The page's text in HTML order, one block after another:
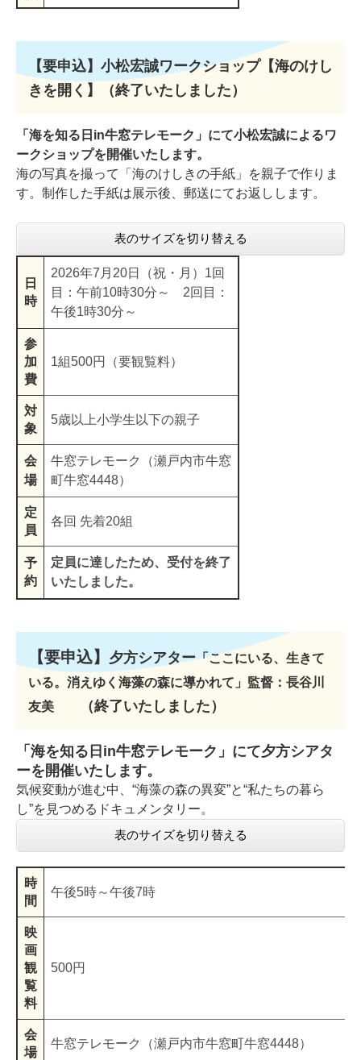
【要申込】小松宏誠ワークショップ【海のけし
きを開く】（終了いたしました）
「海を知る日in牛窓テレモーク」にて小松宏誠によるワ
ークショップを開催いたします。
海の写真を撮って「海のけしきの手紙」を親子で作りま
す。制作した手紙は展示後、郵送にてお返しします。
表のサイズを切り替える
日
時
2026年7月20日（祝・月）1回
目：午前10時30分～ 2回目：
午後1時30分～
参
加
費
1組500円（要観覧料）
対
象
5歳以上小学生以下の親子
会
場
牛窓テレモーク（瀬戸内市牛窓
町牛窓4448）
定
員
各回 先着20組
予
約
定員に達したため、受付を終了
いたしました。
【要申込】 夕方シアター「ここにいる、生きて
いる。消えゆく海藻の森に導かれて」監督：長谷川
友美
（終了いたしました）​
「海を知る日in牛窓テレモーク」にて夕方シアタ
ーを開催いたします。
気候変動が進む中、“海藻の森の異変”と“私たちの暮ら
し”を見つめるドキュメンタリー。
表のサイズを切り替える
時
間
午後5時～午後7時
映
画
観
覧
料
500円
会
場
牛窓テレモーク（瀬戸内市牛窓町牛窓4448）